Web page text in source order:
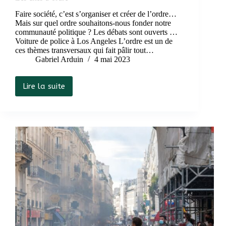
Faire société, c’est s’organiser et créer de l’ordre…
Mais sur quel ordre souhaitons-nous fonder notre
communauté politique ? Les débats sont ouverts …
Voiture de police à Los Angeles L’ordre est un de
ces thèmes transversaux qui fait pâlir tout…
Gabriel Arduin
4 mai 2023
Lire la suite
Les
cités